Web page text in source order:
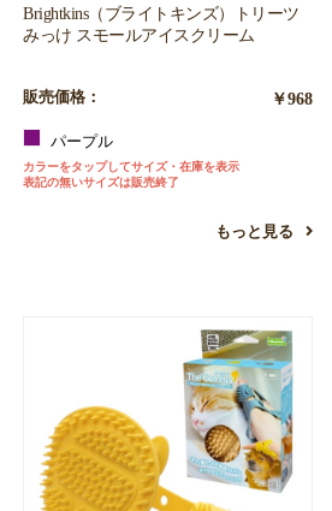
Brightkins（ブライトキンズ）トリーツ
みっけ スモールアイスクリーム
販売価格： ￥968
パープル
カラーをタップしてサイズ・在庫を表示
表記の無いサイズは販売終了
もっと見る
お買い物を続ける カートへ進む